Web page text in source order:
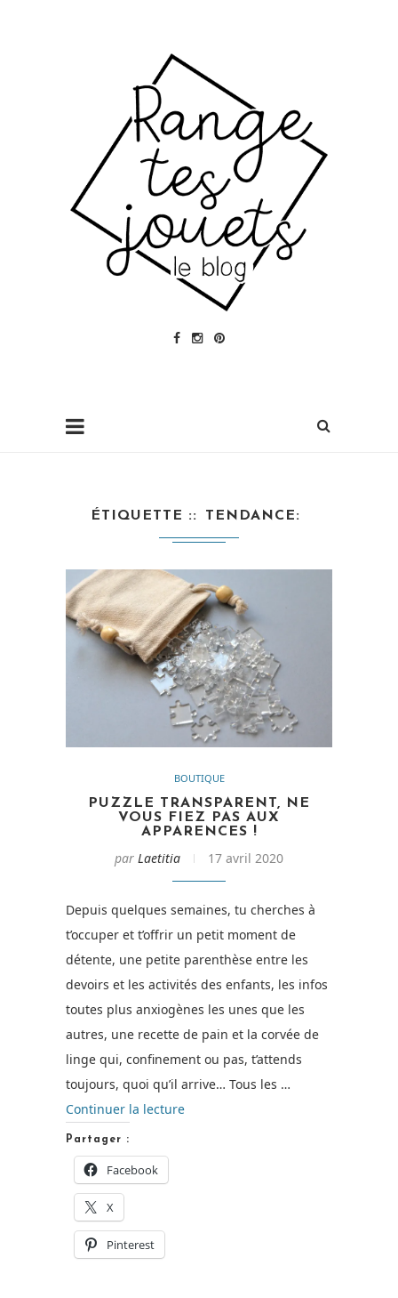
ÉTIQUETTE : TENDANCE
BOUTIQUE
PUZZLE TRANSPARENT, NE
VOUS FIEZ PAS AUX
APPARENCES !
par Laetitia 17 avril 2020
Depuis quelques semaines, tu cherches à
t’occuper et t’offrir un petit moment de
détente, une petite parenthèse entre les
devoirs et les activités des enfants, les infos
toutes plus anxiogènes les unes que les
autres, une recette de pain et la corvée de
linge qui, confinement ou pas, t’attends
toujours, quoi qu’il arrive… Tous les …
Continuer la lecturede
Partager :
Facebook
X
Pinterest